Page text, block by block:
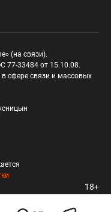
(на связи).
77-33484 от 15.10.08.
сфере связи и массовых
18+